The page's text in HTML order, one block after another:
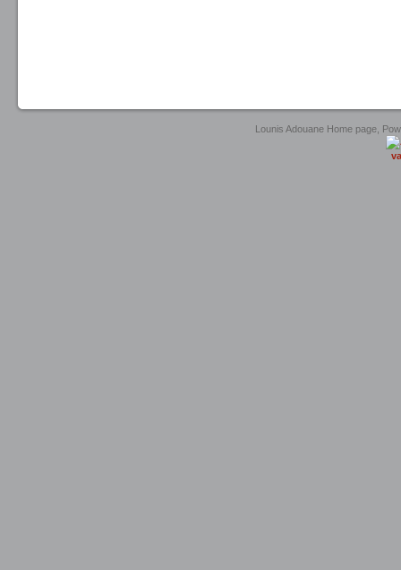
united luxury shop
Lounis Adouane Home page,